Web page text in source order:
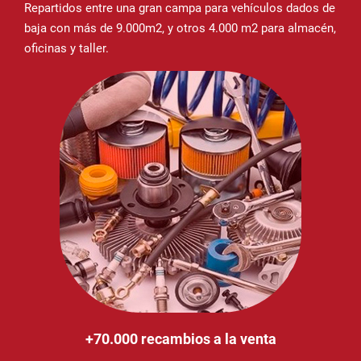
Repartidos entre una gran campa para vehículos dados de
baja con más de 9.000m2, y otros 4.000 m2 para almacén,
oficinas y taller.
+70.000 recambios a la venta